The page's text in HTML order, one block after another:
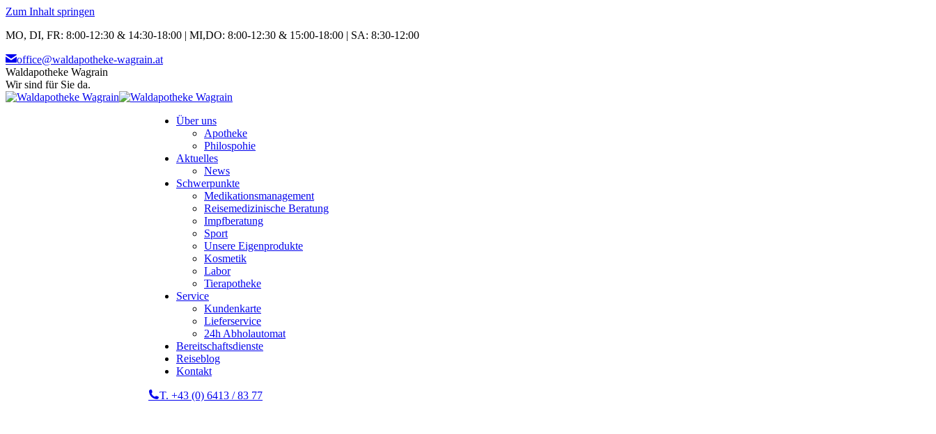
Zum Inhalt springen
MO, DI, FR: 8:00-12:30 & 14:30-18:00 | MI,DO: 8:00-12:30 & 15:00-18:00 | SA: 8:30-12:00
office@waldapotheke-wagrain.at
Waldapotheke Wagrain
Wir sind für Sie da.
Über uns
Apotheke
Philospohie
Aktuelles
News
Schwerpunkte
Medikationsmanagement
Reisemedizinische Beratung
Impfberatung
Sport
Unsere Eigenprodukte
Kosmetik
Labor
Tierapotheke
Service
Kundenkarte
Lieferservice
24h Abholautomat
Bereitschaftsdienste
Reiseblog
Kontakt
T. +43 (0) 6413 / 83 77